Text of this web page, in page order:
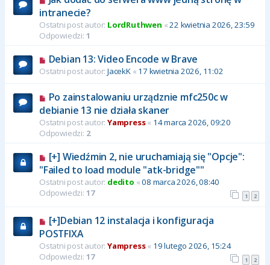
intranecie?
Ostatni post autor: LordRuthwen «22 kwietnia 2026, 23:59
Odpowiedzi: 1
Debian 13: Video Encode w Brave
Ostatni post autor: JacekK« 17 kwietnia 2026, 11:02
Po zainstalowaniu urządznie mfc250c w
debianie 13 nie działa skaner
Ostatni post autor: Yampress« 14 marca 2026, 09:20
Odpowiedzi: 2
[+] Wiedźmin 2, nie uruchamiają się "Opcje":
"Failed to load module "atk-bridge""
Ostatni post autor: dedito «08 marca 2026, 08:40
Odpowiedzi: 17 1 2
[+]Debian 12 instalacja i konfiguracja
POSTFIXA
Ostatni post autor: Yampress« 19 lutego 2026, 15:24
Odpowiedzi: 17 1 2